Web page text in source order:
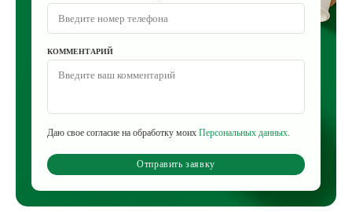
КОММЕНТАРИЙ
Даю свое согласие на обработку моих Персональных данных.
Отправить заявку